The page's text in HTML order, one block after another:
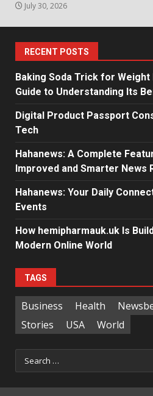
July 30, 2026
RECENT POSTS
Baking Soda Trick for
Guide to Understanding Its
Digital Product Passport
Tech
Hahanews: A Complete
Improved and Smarter News
Hahanews: Your Daily
Events
How hemipharmauk.uk Is
Modern Online World
TAGS
Business Health
Stories
USA World
Search
for: